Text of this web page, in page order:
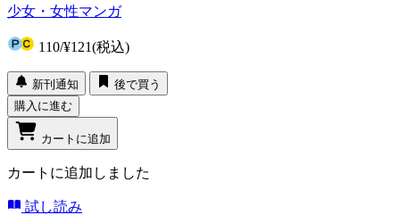
少女・女性マンガ
110/¥121(税込)
新刊通知
後で買う
購入に進む
カートに追加
カートに追加しました
試し読み